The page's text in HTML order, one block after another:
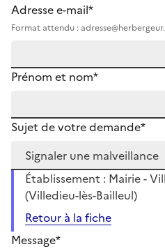
Adresse e-mail*
Format attendu :
Prénom et nom*
Sujet de votre demande*
Établissement : Mairie -
(Villedieu-lès-Bailleul)
Retour à la fiche
Message*